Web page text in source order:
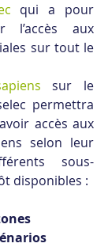
qui a pour
l’accès aux
sur tout le
sur le
permettra
accès aux
selon leur
sous-
disponibles :